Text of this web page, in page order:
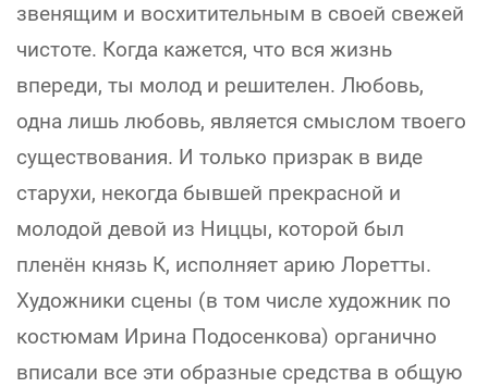
звенящим и восхитительным в своей свежей
чистоте. Когда кажется, что вся жизнь
впереди, ты молод и решителен. Любовь,
одна лишь любовь, является смыслом твоего
существования. И только призрак в виде
старухи, некогда бывшей прекрасной и
молодой девой из Ниццы, которой был
пленён князь К, исполняет арию Лоретты.
Художники сцены (в том числе художник по
костюмам Ирина Подосенкова) органично
вписали все эти образные средства в общую